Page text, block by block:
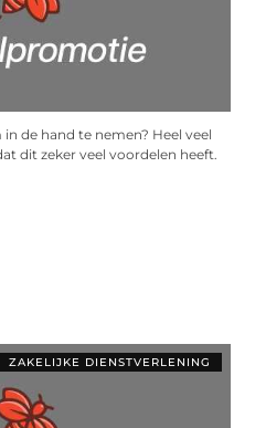
de hand te nemen? Heel veel
dit zeker veel voordelen heeft.
ZAKELIJKE DIENSTVERLENING